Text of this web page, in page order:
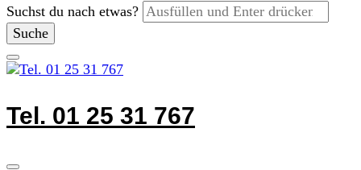
Suchst du nach etwas?
Tel. 01 25 31 767